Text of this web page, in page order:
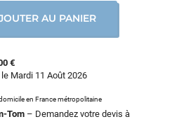
€
Mardi 11 Août 2026
en France métropolitaine
Tom – Demandez votre devis à
AU PANIER